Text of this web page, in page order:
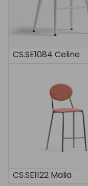
CS.SE1084 Celine
CS.SE1122 Malia